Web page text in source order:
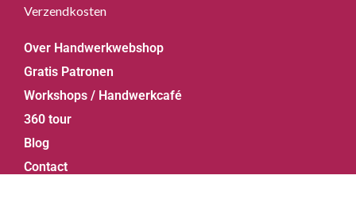
Verzendkosten
Over Handwerkwebshop
Gratis Patronen
Workshops / Handwerkcafé
360 tour
Blog
Contact